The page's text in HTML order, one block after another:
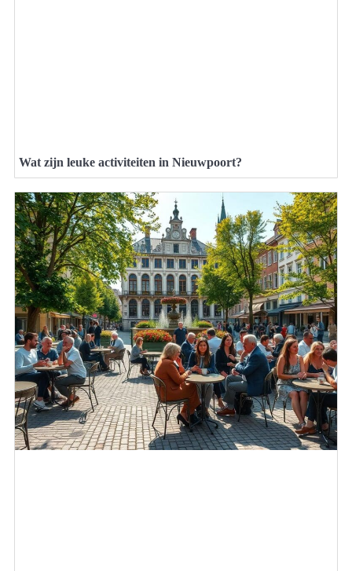
Wat zijn leuke activiteiten in Nieuwpoort?